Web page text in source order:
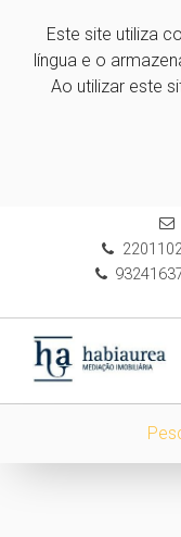
Este site utiliza
língua e o
Ao utilizar este